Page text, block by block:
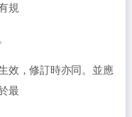
規
效，修訂時亦同。並應
最